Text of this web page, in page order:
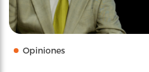
Opiniones